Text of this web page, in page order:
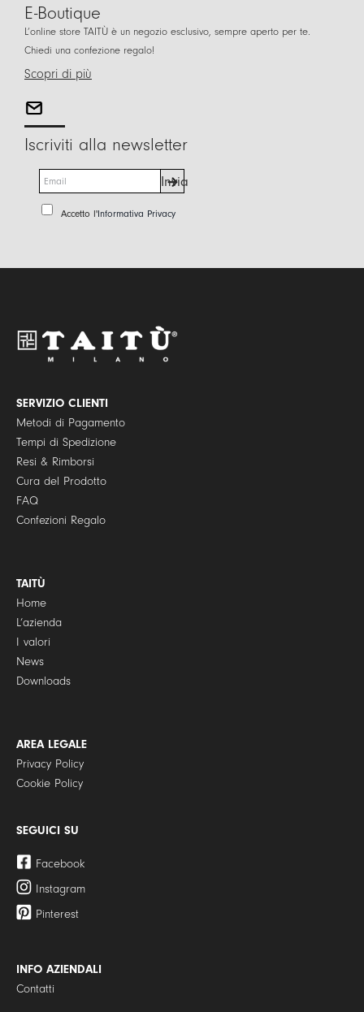
E-Boutique
L’online store TAITÙ è un negozio esclusivo, sempre aperto per te.
Chiedi una confezione regalo!
Scopri di più
Iscriviti alla newsletter
m
a
P
o
y
*
Accetto l'Informativa Privacy
Invia
SERVIZIO CLIENTI
Metodi di Pagamento
Tempi di Spedizione
Resi & Rimborsi
Cura del Prodotto
FAQ
Confezioni Regalo
TAITÙ
Home
L’azienda
I valori
News
Downloads
AREA LEGALE
Privacy Policy
Cookie Policy
SEGUICI SU
Facebook
Instagram
Pinterest
INFO AZIENDALI
Contatti